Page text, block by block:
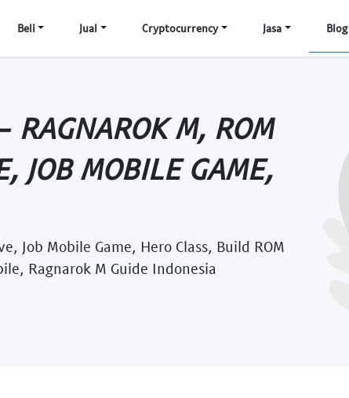
Beli Jual Cryptocurrency Jasa Blog
RAGNAROK M, ROM
JOB MOBILE GAME,
Job Mobile Game, Hero Class, Build ROM
Ragnarok M Guide Indonesia